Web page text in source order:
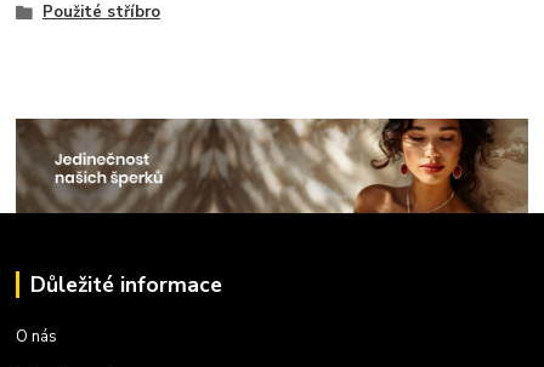
Použité stříbro
Důležité informace
O nás